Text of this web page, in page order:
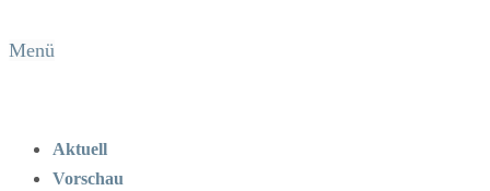
Menü
Aktuell
Vorschau